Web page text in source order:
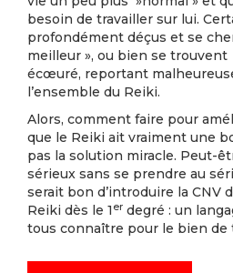
besoin de travailler sur lui.
profondément déçus et se
meilleur », ou bien se
écœuré, reportant
l’ensemble du Reiki.
Alors, comment faire pour
que le Reiki ait vraiment une
pas la solution miracle. Peut-
sérieux sans se prendre au
serait bon d’introduire la CNV
Reiki dès le 1 er degré : un
tous connaître pour le bien de